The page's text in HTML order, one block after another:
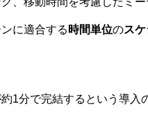
に適合する 時間単位のス
1分で完結するという導入